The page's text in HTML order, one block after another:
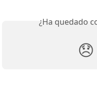
¿Ha quedado
😞